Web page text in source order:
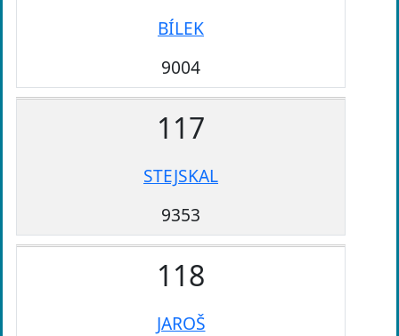
BÍLEK
9004
117
STEJSKAL
9353
118
JAROŠ